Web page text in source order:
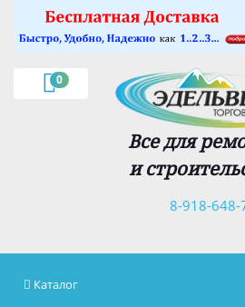
0
Все для
и
8-918-648-
Каталог